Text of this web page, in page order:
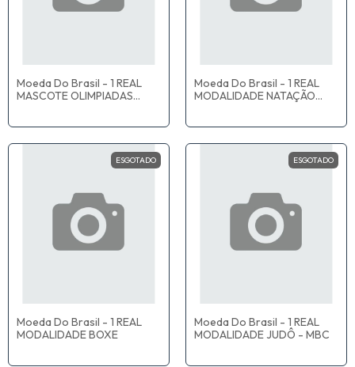
Moeda Do Brasil - 1 REAL
MASCOTE OLIMPIADAS
Moeda Do Brasil - 1 REAL
MODALIDADE NATAÇÃO
ESGOTADO
Moeda Do Brasil - 1 REAL
MODALIDADE BOXE
ESGOTADO
Moeda Do Brasil - 1 REAL
MODALIDADE JUDÔ - MBC